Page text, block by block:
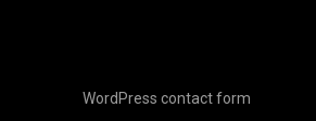
WordPress contact form